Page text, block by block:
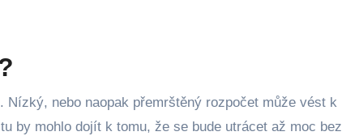
nebo naopak přemrštěný rozpočet může vést k
by mohlo dojít k tomu, že se bude utrácet až moc bez